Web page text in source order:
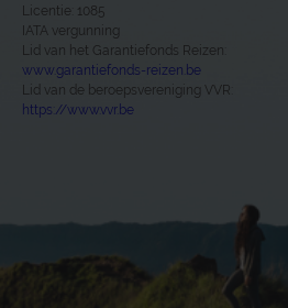
Licentie: 1085
IATA vergunning
Lid van het Garantiefonds Reizen:
www.garantiefonds-reizen.be
Lid van de beroepsvereniging VVR:
https://www.vvr.be